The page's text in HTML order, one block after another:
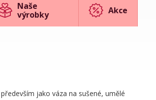
Naše
výrobky
Akce
jako váza na sušené, umělé